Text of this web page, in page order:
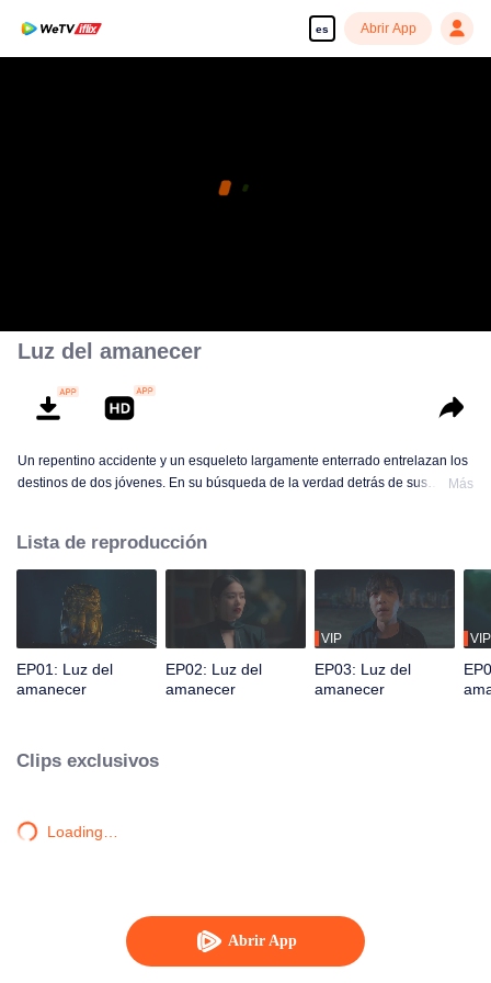
es Abrir App
Abrir App
Luz del amanecer
Un repentino accidente y un esqueleto largamente enterrado entrelazan los
destinos de dos jóvenes. En su búsqueda de la verdad detrás de sus
Más
Lista de reproducción
EP01: Luz del
amanecer
EP02: Luz del
amanecer
VIP
EP03: Luz del
amanecer
VIP
Clips exclusivos
Loading…